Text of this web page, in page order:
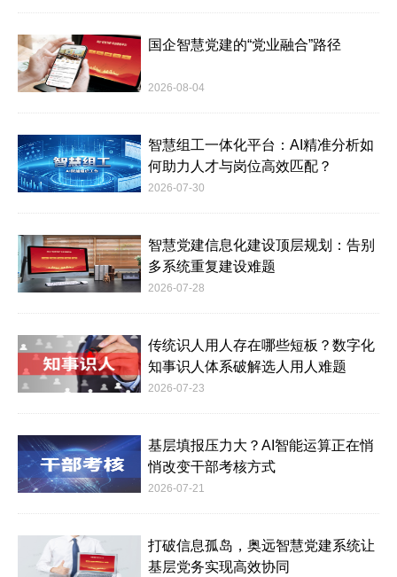
国企智慧党建的“党业融合”路径
2026-08-04
智慧组工一体化平台：AI精准分析如
何助力人才与岗位高效匹配？
2026-07-30
智慧党建信息化建设顶层规划：告别
多系统重复建设难题
2026-07-28
传统识人用人存在哪些短板？数字化
知事识人体系破解选人用人难题
2026-07-23
基层填报压力大？AI智能运算正在悄
悄改变干部考核方式
2026-07-21
打破信息孤岛，奥远智慧党建系统让
基层党务实现高效协同